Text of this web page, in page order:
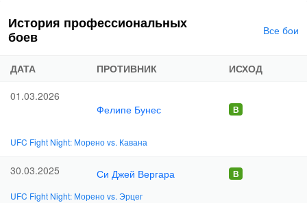
История профессиональных
боев
Все бои
ДАТА ПРОТИВНИК
ИСХОД
01.03.2026
Фелипе Бунес
UFC Fight Night: Морено vs. Кавана
30.03.2025 Си Джей Вергара
UFC Fight Night: Морено vs. Эрцег